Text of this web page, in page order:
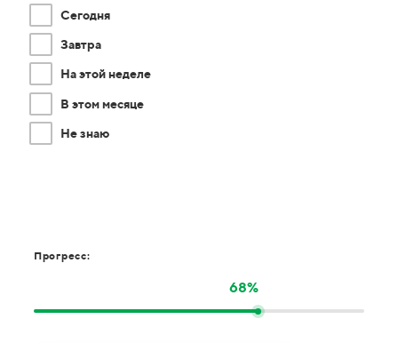
Сегодня
Завтра
На этой неделе
В этом месяце
Не знаю
Прогресс:
68%